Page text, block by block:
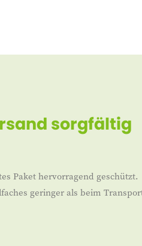
sorgfältig
Paket hervorragend geschützt.
geringer als beim